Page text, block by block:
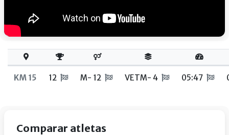
KM 15 12 M- 12 VETM- 4 05:47
Comparar atletas